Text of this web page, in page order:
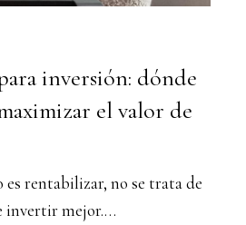
inversión: dónde
el valor de
rentabilizar, no se trata de
invertir mejor.…